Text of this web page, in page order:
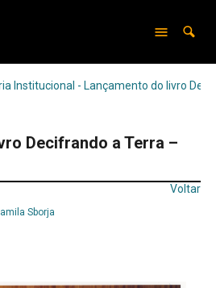
Institucional - Lançamento do livro
Decifrando a Terra –
Voltar
Sborja